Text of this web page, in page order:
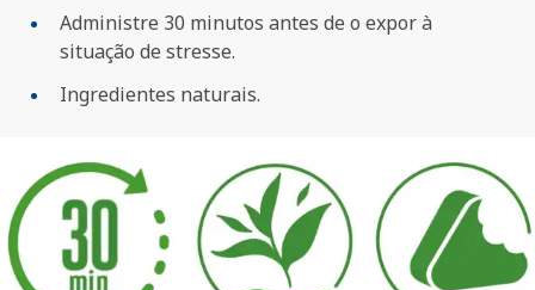
Administre 30 minutos antes de o expor à
situação de stresse.
Ingredientes naturais.